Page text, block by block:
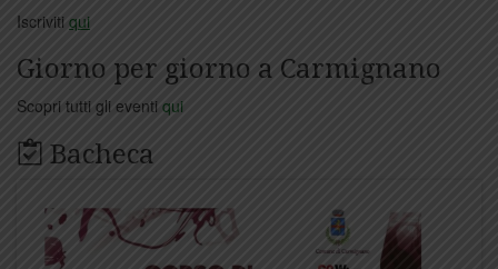
Iscriviti qui
Giorno per giorno a Carmignano
Scopri tutti gli eventi qui
Bacheca